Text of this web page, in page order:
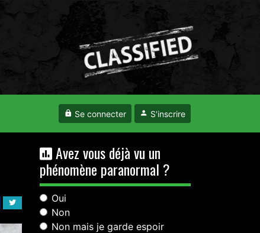
Se connecter S'inscrire
Avez vous déjà vu un
phénomène paranormal ?
Oui
Non
Non mais je garde espoir